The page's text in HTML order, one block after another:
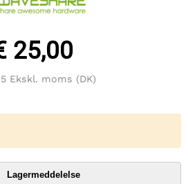
25,00
Ekskl. moms (DK)
Lagermeddelelse